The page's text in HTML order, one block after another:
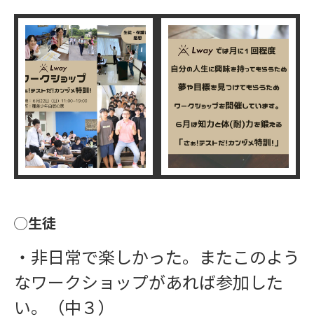
◯生徒
・非日常で楽しかった。またこのよう
なワークショップがあれば参加した
い。（中３）